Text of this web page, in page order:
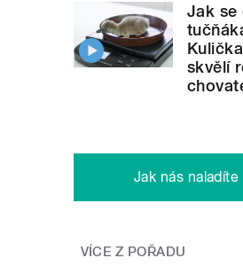
Jak se
skvělí
Jak nás naladíte
VÍCE Z POŘADU